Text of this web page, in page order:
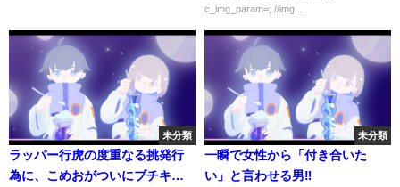
c_img_param=; //img...
未分類
ラッパー行虎の度重なる挑発行
為に、こめおがついにブチキレ
未分類
一瞬で女性から「付き合いた
い」と言わせる男‼︎